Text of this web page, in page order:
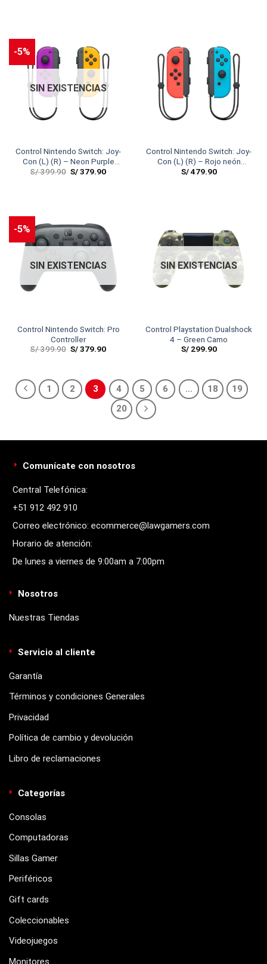
-5%
SIN EXISTENCIAS
Control Nintendo Switch: Joy-
Con (L) (R) – Neon Purple
&Amp;Amp; Orange
S/399.90 S/379.90
Control Nintendo Switch: Joy-
Con (L) (R) – Rojo neón
&Amp; Azul neón
S/479.90
-5%
SIN EXISTENCIAS
Control Nintendo Switch: Pro
Controller
S/399.90 S/379.90
SIN EXISTENCIAS
Control Playstation Dualshock
4 – Green Camo
S/299.90
1 2 3 4 5 6 … 18
19
20
Comunícate con nosotros
Central Telefónica:
+51 912 492 910
Correo electrónico: ecommerce@lawgamers.com
Horario de atención:
De lunes a viernes de 9:00am a 7:00pm
Nosotros
Nuestras Tiendas
Servicio al cliente
Garantía
Términos y condiciones Generales
Privacidad
Política de cambio y devolución
Libro de reclamaciones
Categorías
Consolas
Computadoras
Sillas Gamer
Periféricos
Gift cards
Coleccionables
Videojuegos
Monitores